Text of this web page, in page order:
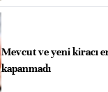
Mevcut ve yeni kiracı
kapanmadı